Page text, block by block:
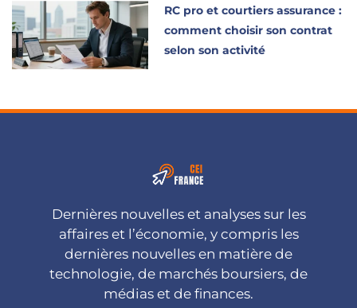
RC pro et courtiers assurance :
comment choisir son contrat
selon son activité
Dernières nouvelles et analyses sur les
affaires et l’économie, y compris les
dernières nouvelles en matière de
technologie, de marchés boursiers, de
médias et de finances.